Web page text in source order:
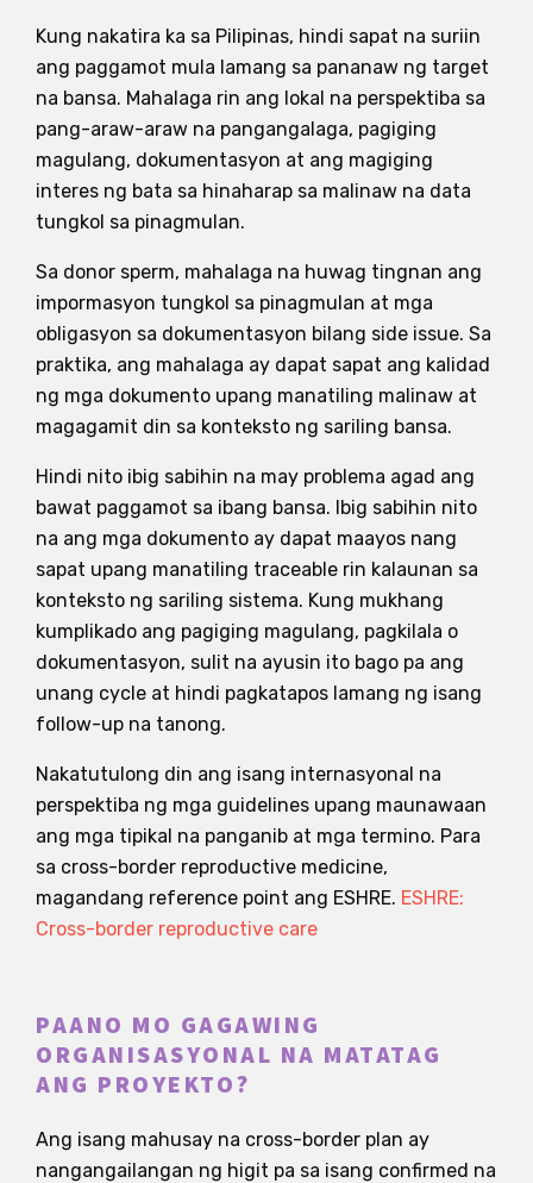
Kung nakatira ka sa Pilipinas, hindi sapat na suriin
ang paggamot mula lamang sa pananaw ng target
na bansa. Mahalaga rin ang lokal na perspektiba sa
pang-araw-araw na pangangalaga, pagiging
magulang, dokumentasyon at ang magiging
interes ng bata sa hinaharap sa malinaw na data
tungkol sa pinagmulan.
Sa donor sperm, mahalaga na huwag tingnan ang
impormasyon tungkol sa pinagmulan at mga
obligasyon sa dokumentasyon bilang side issue. Sa
praktika, ang mahalaga ay dapat sapat ang kalidad
ng mga dokumento upang manatiling malinaw at
magagamit din sa konteksto ng sariling bansa.
Hindi nito ibig sabihin na may problema agad ang
bawat paggamot sa ibang bansa. Ibig sabihin nito
na ang mga dokumento ay dapat maayos nang
sapat upang manatiling traceable rin kalaunan sa
konteksto ng sariling sistema. Kung mukhang
kumplikado ang pagiging magulang, pagkilala o
dokumentasyon, sulit na ayusin ito bago pa ang
unang cycle at hindi pagkatapos lamang ng isang
follow-up na tanong.
Nakatutulong din ang isang internasyonal na
perspektiba ng mga guidelines upang maunawaan
ang mga tipikal na panganib at mga termino. Para
sa cross-border reproductive medicine,
magandang reference point ang ESHRE. ESHRE:
Cross-border reproductive care
PAANO MO GAGAWING
ORGANISASYONAL NA MATATAG
ANG PROYEKTO?
Ang isang mahusay na cross-border plan ay
nangangailangan ng higit pa sa isang confirmed na